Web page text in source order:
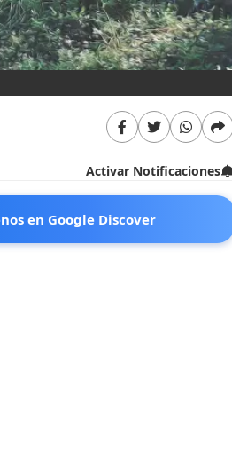
Activar Notificaciones
en Google Discover